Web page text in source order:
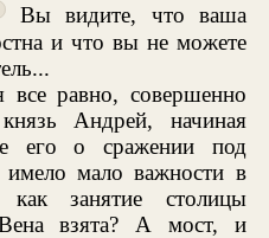
Вы видите, что ваша
и что вы не можете
равно, совершенно
Андрей, начиная
его о сражении под
имело мало важности в
занятие столицы
взята? А мост, и